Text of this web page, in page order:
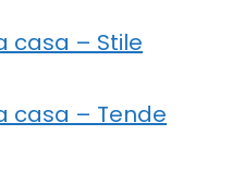
casa – Stile
casa – Tende